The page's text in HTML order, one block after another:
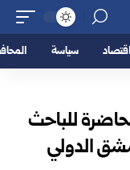
اقتصاد سياسة
للباحث
الدولي